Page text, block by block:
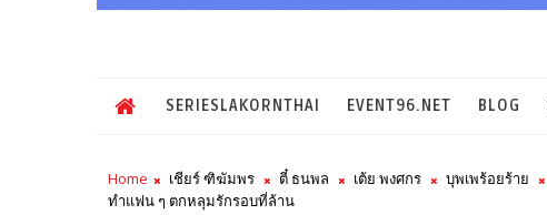
SERIESLAKORNTHAI EVENT96.NET BLOG
Home เชียร์ ฑิฆัมพร ตี๋ ธนพล เต้ย พงศกร บุพเพร้อยร้าย
ทำแฟน ๆ ตกหลุมรักรอบที่ล้าน